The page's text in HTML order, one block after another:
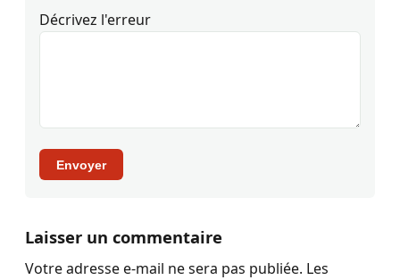
Décrivez l'erreur
Envoyer
Laisser un commentaire
Votre adresse e-mail ne sera pas publiée. Les